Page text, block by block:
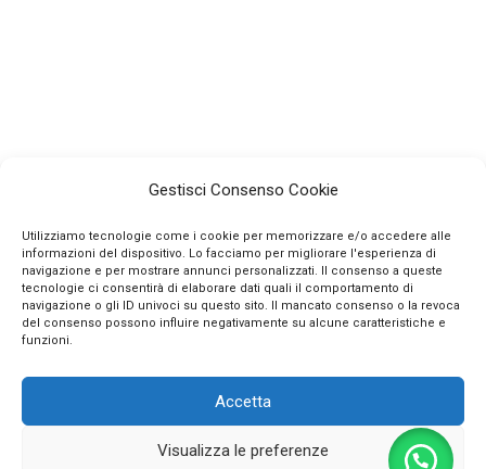
Gestisci Consenso Cookie
Utilizziamo tecnologie come i cookie per memorizzare e/o accedere alle
informazioni del dispositivo. Lo facciamo per migliorare l'esperienza di
navigazione e per mostrare annunci personalizzati. Il consenso a queste
tecnologie ci consentirà di elaborare dati quali il comportamento di
navigazione o gli ID univoci su questo sito. Il mancato consenso o la revoca
del consenso possono influire negativamente su alcune caratteristiche e
funzioni.
Accetta
Visualizza le preferenze
INFO
SEGUICI SUI SOCIAL